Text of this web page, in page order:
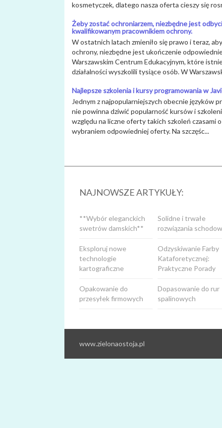
kosmetyczek, dlatego nasza oferta cieszy się
Żeby zostać ochroniarzem, niezbędne jest
kwalifikowanym pracownikiem ochrony.
W ostatnich latach zmieniło się prawo i teraz,
ochrony, niezbędne jest ukończenie
Warszawskim Centrum Edukacyjnym, które
działalności wyszkolili tysiące osób. W
Najlepsze szkolenia i kursy programowania w
Jednym z najpopularniejszych obecnie języków
nie powinna dziwić popularność kursów i
względu na liczne oferty takich szkoleń czasami
wybraniem odpowiedniej oferty. Na szczęśc...
NAJNOWSZE ARTYKUŁY:
Solidne i trwałe
rozwiązania
**Wybór eleganckich
swetrów damskich**
Odzyskiwanie Farby
Kataforetycznej:
Praktyczne Porady
Eksploruj nowe
technologie
kartograficzne
Dopasowanie do rur
spalinowych
Opakowanie do
przesyłek firmowych
www.zielonaostoja.pl